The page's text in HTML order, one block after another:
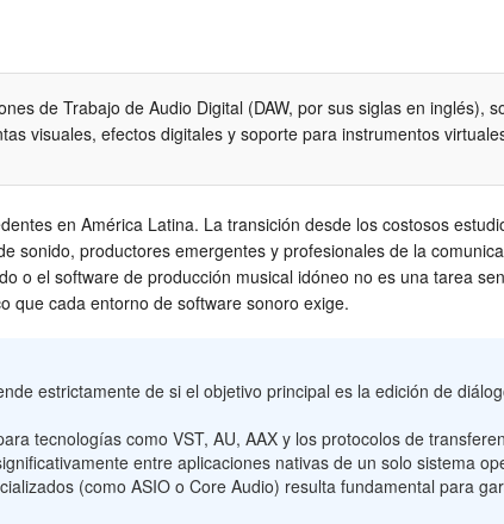
de Trabajo de Audio Digital (DAW, por sus siglas en inglés),
visuales, efectos digitales y soporte para instrumentos
en América Latina. La transición desde los costosos
sonido, productores emergentes y profesionales de la
o el software de producción musical idóneo no es una tarea
que cada entorno de software sonoro exige.
estrictamente de si el objetivo principal es la edición de
tecnologías como VST, AU, AAX y los protocolos de
entre aplicaciones nativas de un solo sistema
(como ASIO o Core Audio) resulta fundamental para